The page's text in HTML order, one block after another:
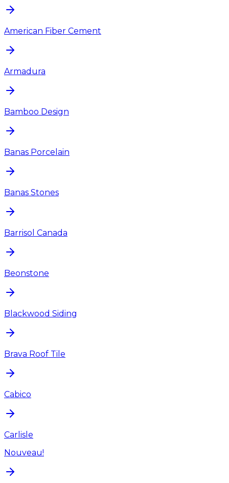
American Fiber Cement
Armadura
Bamboo Design
Banas Porcelain
Banas Stones
Barrisol Canada
Beonstone
Blackwood Siding
Brava Roof Tile
Cabico
Carlisle
Nouveau!